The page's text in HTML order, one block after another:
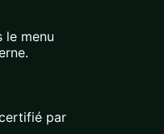
le menu
par